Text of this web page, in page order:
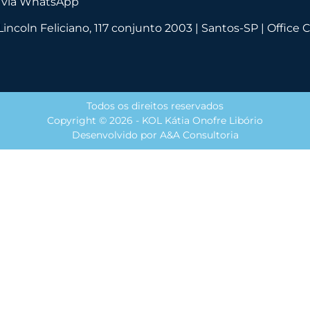
Feliciano, 117 conjunto 2003 | Santos-SP | Office
Todos os direitos reservados
Copyright © 2026 - KOL Kátia Onofre Libório
Desenvolvido por A&A Consultoria